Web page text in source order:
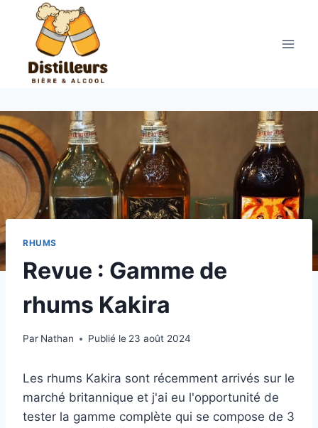
contenu
RHUMS
Revue : Gamme de
rhums Kakira
Par Nathan Publié le 23 août 2024
Les rhums Kakira sont récemment arrivés sur le
marché britannique et j'ai eu l'opportunité de
tester la gamme complète qui se compose de 3